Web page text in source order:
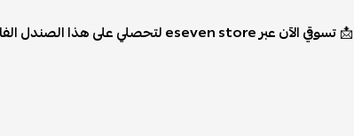
📩تسوقي الآن عبر eseven store لتحصلي على هذا الصندل الفاخر!